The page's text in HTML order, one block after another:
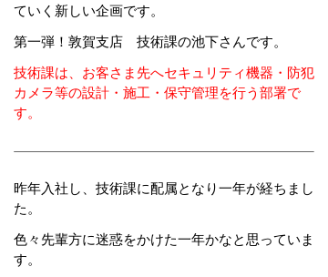
ていく新しい企画です。
第一弾！敦賀支店 技術課の池下さんです。
技術課は、お客さま先へセキュリティ機器・防犯
カメラ等の設計・施工・保守管理を行う部署で
す。
昨年入社し、技術課に配属となり一年が経ちまし
た。
色々先輩方に迷惑をかけた一年かなと思っていま
す。